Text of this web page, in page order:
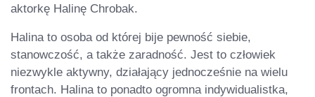
aktorkę Halinę Chrobak.
Halina to osoba od której bije pewność siebie,
stanowczość, a także zaradność. Jest to człowiek
niezwykle aktywny, działający jednocześnie na wielu
frontach. Halina to ponadto ogromna indywidualistka,